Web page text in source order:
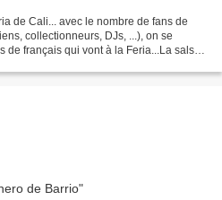
de Cali... avec le nombre de fans de
collectionneurs, DJs, ...), on se
français qui vont à la Feria...La salsa